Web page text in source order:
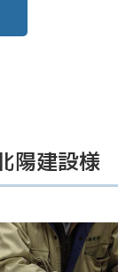
陽建設様